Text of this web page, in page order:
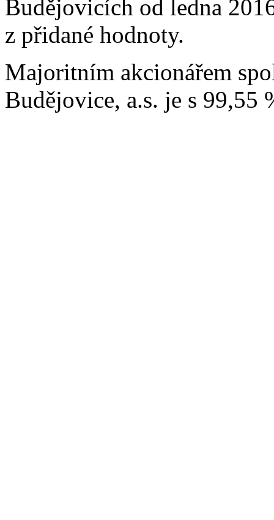
Budějovicích od ledna
z přidané hodnoty.
Majoritním akcionářem
Budějovice, a.s. je s 99,55